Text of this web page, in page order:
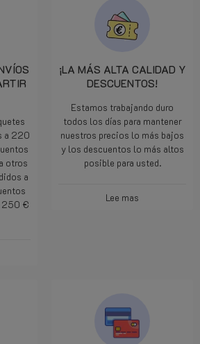
a 220
otros
a
250 €
¡LA MÁS ALTA CALIDAD Y
DESCUENTOS!
Estamos trabajando duro
todos los días para mantener
nuestros precios lo más bajos
y los descuentos lo más altos
posible para usted.
Lee mas